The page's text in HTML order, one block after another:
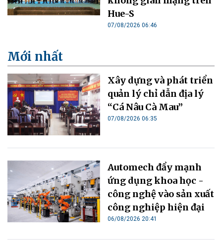
Hue-S
07/08/2026 06:46
Mới nhất
Xây dựng và phát triển
quản lý chỉ dẫn địa lý
“Cá Nâu Cà Mau”
07/08/2026 06:35
Automech đẩy mạnh
ứng dụng khoa học -
công nghệ vào sản xuất
công nghiệp hiện đại
06/08/2026 20:41